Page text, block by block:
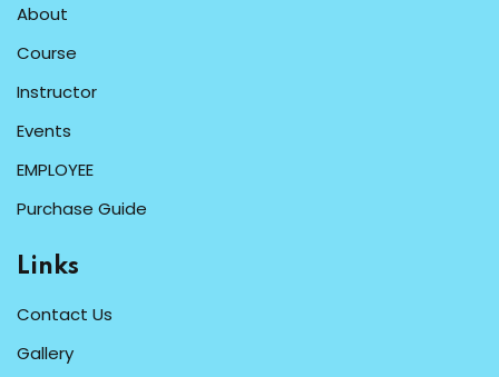
About
Course
Instructor
Events
EMPLOYEE
Purchase Guide
Links
Contact Us
Gallery